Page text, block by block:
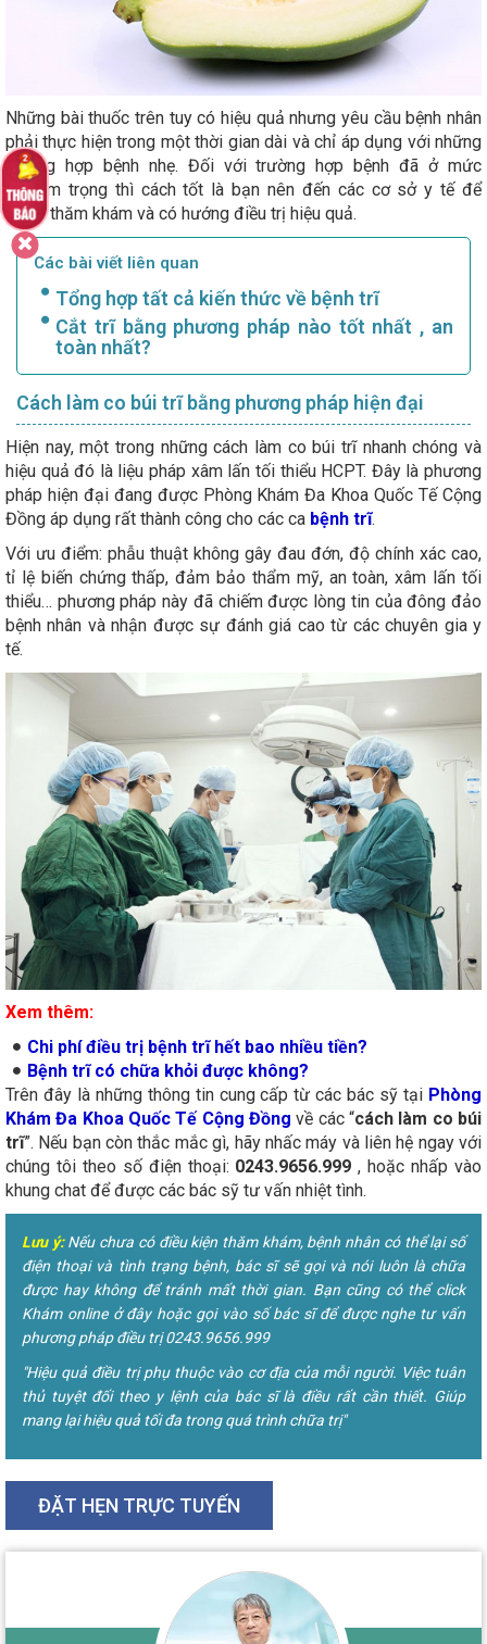
Những bài thuốc trên tuy có hiệu quả nhưng yêu cầu bệnh nhân
phải thực hiện trong một thời gian dài và chỉ áp dụng với những
trường hợp bệnh nhẹ. Đối với trường hợp bệnh đã ở mức
nghiêm trọng thì cách tốt là bạn nên đến các cơ sở y tế để
được thăm khám và có hướng điều trị hiệu quả.
Các bài viết liên quan
Tổng hợp tất cả kiến thức về bệnh trĩ
Cắt trĩ bằng phương pháp nào tốt nhất , an
toàn nhất?
Cách làm co búi trĩ bằng phương pháp hiện đại
Hiện nay, một trong những cách làm co búi trĩ nhanh chóng và
hiệu quả đó là liệu pháp xâm lấn tối thiểu HCPT. Đây là phương
pháp hiện đại đang được Phòng Khám Đa Khoa Quốc Tế Cộng
Đồng áp dụng rất thành công cho các ca bệnh trĩ.
Với ưu điểm: phẫu thuật không gây đau đớn, độ chính xác cao,
tỉ lệ biến chứng thấp, đảm bảo thẩm mỹ, an toàn, xâm lấn tối
thiểu… phương pháp này đã chiếm được lòng tin của đông đảo
bệnh nhân và nhận được sự đánh giá cao từ các chuyên gia y
tế.
Xem thêm:
Chi phí điều trị bệnh trĩ hết bao nhiều tiền?
Bệnh trĩ có chữa khỏi được không?
Trên đây là những thông tin cung cấp từ các bác sỹ tại Phòng
Khám Đa Khoa Quốc Tế Cộng Đồng về các “cách làm co búi
trĩ”. Nếu bạn còn thắc mắc gì, hãy nhấc máy và liên hệ ngay với
chúng tôi theo số điện thoại: 0243.9656.999, hoặc nhấp vào
khung chat để được các bác sỹ tư vấn nhiệt tình.
Lưu ý:Nếu chưa có điều kiện thăm khám, bệnh nhân có thể lại số
điện thoại và tình trạng bệnh, bác sĩ sẽ gọi và nói luôn là chữa
được hay không để tránh mất thời gian. Bạn cũng có thể click
Khám online ở đây hoặc gọi vào số bác sĩ để được nghe tư vấn
phương pháp điều trị 0243.9656.999
"Hiệu quả điều trị phụ thuộc vào cơ địa của mỗi người. Việc tuân
thủ tuyệt đối theo y lệnh của bác sĩ là điều rất cần thiết. Giúp
mang lại hiệu quả tối đa trong quá trình chữa trị"
ĐẶT HẸN TRỰC TUYẾN